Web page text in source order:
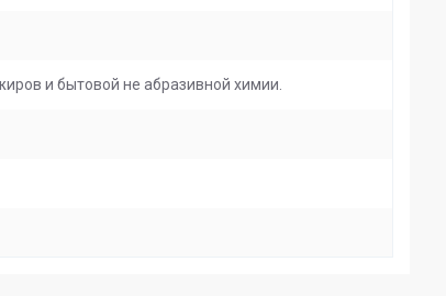
и бытовой не абразивной химии.